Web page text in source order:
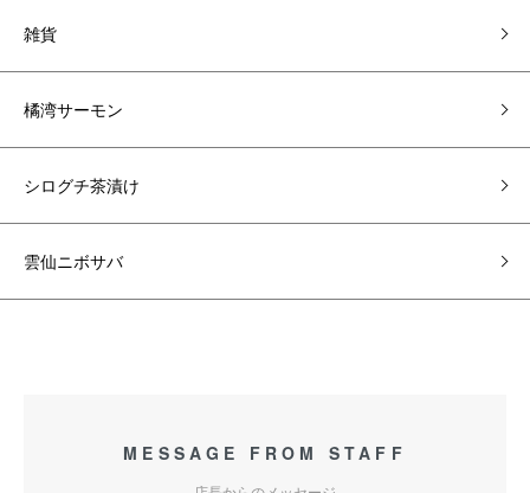
雑貨
橘湾サーモン
シログチ茶漬け
雲仙ニボサバ
MESSAGE FROM STAFF